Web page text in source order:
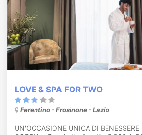
LOVE & SPA FOR TWO
Ferentino - Frosinone - Lazio
UN'OCCASIONE UNICA DI BENESSERE